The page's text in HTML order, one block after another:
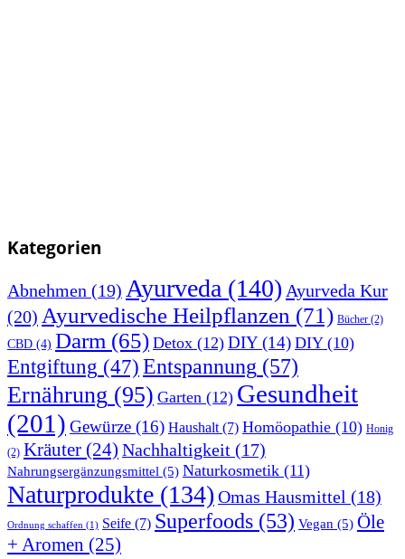
Kategorien
Abnehmen (19) Ayurveda (140) Ayurveda Kur
(20) Ayurvedische Heilpflanzen (71) Bücher (2)
CBD (4) Darm (65) Detox (12) DIY(14) DIY(10)
Entgiftung (47)Entspannung (57)
Ernährung (95) Garten (12) Gesundheit
(201) Gewürze (16) Haushalt(7) Homöopathie (10) Honig
(2) Kräuter (24) Nachhaltigkeit (17)
Nahrungsergänzungsmittel (5) Naturkosmetik (11)
Naturprodukte (134) Omas Hausmittel (18)
Ordnung schaffen (1) Seife (7) Superfoods (53) Vegan (5) Öle
+ Aromen (25)